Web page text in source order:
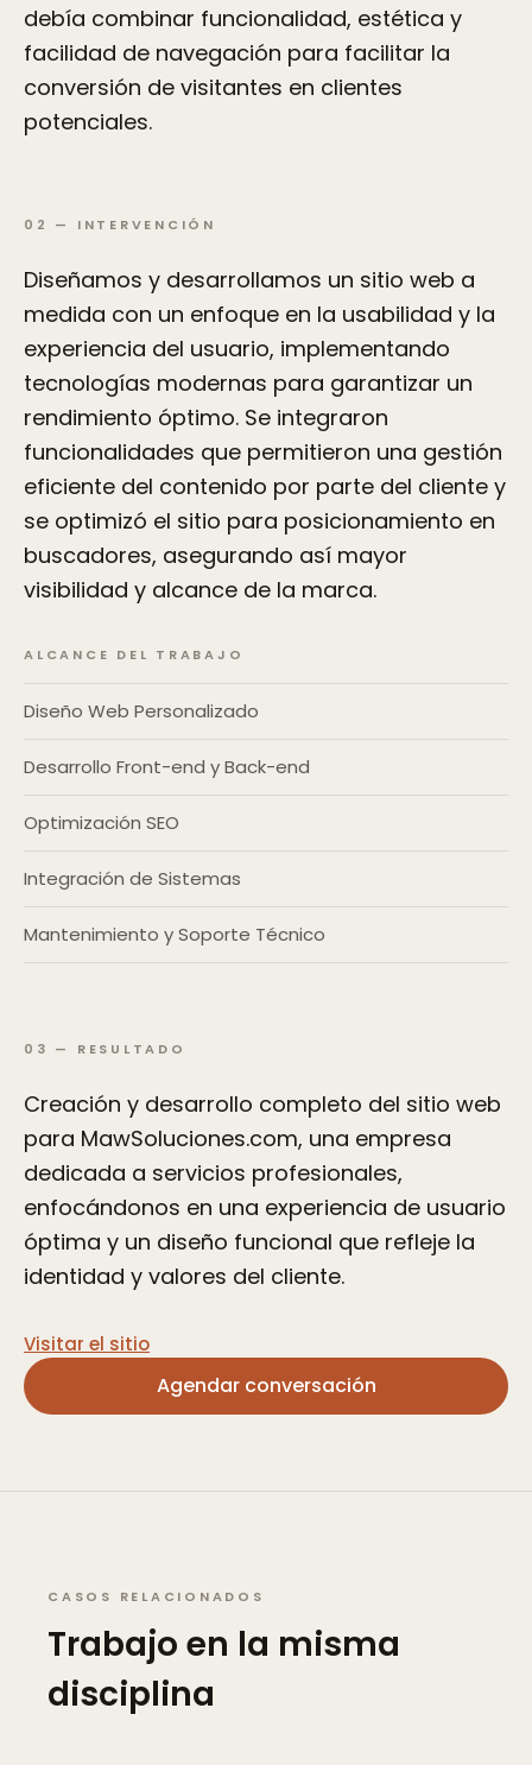
debía combinar funcionalidad, estética y
facilidad de navegación para facilitar la
conversión de visitantes en clientes
potenciales.
02 — INTERVENCIÓN
Diseñamos y desarrollamos un sitio web a
medida con un enfoque en la usabilidad y la
experiencia del usuario, implementando
tecnologías modernas para garantizar un
rendimiento óptimo. Se integraron
funcionalidades que permitieron una gestión
eficiente del contenido por parte del cliente y
se optimizó el sitio para posicionamiento en
buscadores, asegurando así mayor
visibilidad y alcance de la marca.
ALCANCE DEL TRABAJO
Diseño Web Personalizado
Desarrollo Front-end y Back-end
Optimización SEO
Integración de Sistemas
Mantenimiento y Soporte Técnico
03 — RESULTADO
Creación y desarrollo completo del sitio web
para MawSoluciones.com, una empresa
dedicada a servicios profesionales,
enfocándonos en una experiencia de usuario
óptima y un diseño funcional que refleje la
identidad y valores del cliente.
Visitar el sitio
Agendar conversación
CASOS RELACIONADOS
Trabajo en la misma
disciplina